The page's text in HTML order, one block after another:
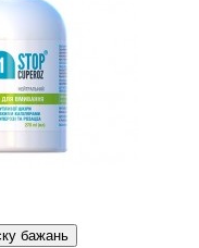
бажань